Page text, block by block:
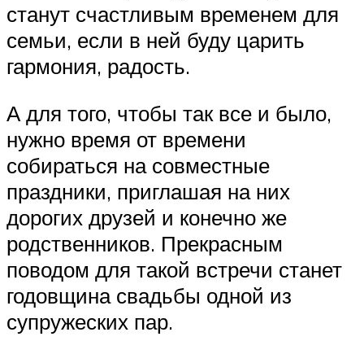
станут счастливым временем для
семьи, если в ней буду царить
гармония, радость.
А для того, чтобы так все и было,
нужно время от времени
собираться на совместные
праздники, приглашая на них
дорогих друзей и конечно же
родственников. Прекрасным
поводом для такой встречи станет
годовщина свадьбы одной из
супружеских пар.